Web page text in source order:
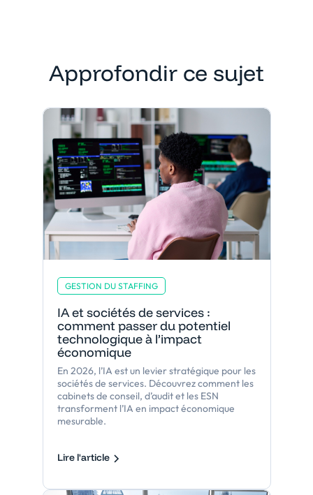
Approfondir ce sujet
GESTION DU STAFFING
IA et sociétés de services :
comment passer du potentiel
technologique à l’impact
économique
En 2026, l’IA est un levier stratégique pour les
sociétés de services. Découvrez comment les
cabinets de conseil, d’audit et les ESN
transforment l’IA en impact économique
mesurable.
Lire l'article